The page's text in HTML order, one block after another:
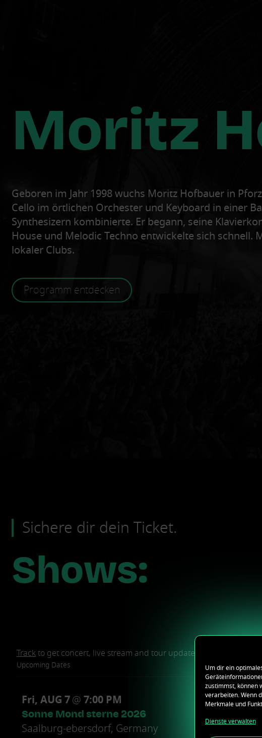
Um dir ein
zustimmst, können
verarbeiten. Wenn
Merkmale und
Dienste verwalten
Moritz
Geboren im Jahr 1998 wuchs Moritz Hofbauer in
Cello im örtlichen Orchester und Keyboard in einer
Synthesizern kombinierte. Er begann, seine
House und Melodic Techno entwickelte sich schnell.
lokaler Clubs.
Programm entdecken
Sichere dir dein Ticket.
Shows:
Trackto get concert, live stream and tour updates.
Upcoming Dates
Fri, AUG 7@ 7:00 PM
Sonne Mond sterne 2026
Saalburg-ebersdorf, Germany